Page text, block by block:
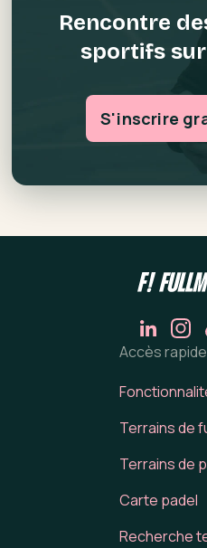
Rencontre
sportifs
S'inscrire
Accès rapide
Terrains de
Terrains de
Carte padel
Recherche